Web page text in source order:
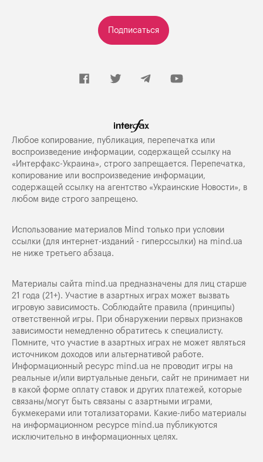
Подписаться
Любое копирование, публикация, перепечатка или
воспроизведение информации, содержащей ссылку на
«Интерфакс-Украина», строго запрещается. Перепечатка,
копирование или воспроизведение информации,
содержащей ссылку на агентство «Украинские Новости», в
любом виде строго запрещено.
Использование материалов Mind только при условии
ссылки (для интернет-изданий - гиперссылки) на mind.ua
не ниже третьего абзаца.
Материалы сайта mind.ua предназначены для лиц старше
21 года (21+). Участие в азартных играх может вызвать
игровую зависимость. Соблюдайте правила (принципы)
ответственной игры. При обнаружении первых признаков
зависимости немедленно обратитесь к специалисту.
Помните, что участие в азартных играх не может являться
источником доходов или альтернативой работе.
Информационный ресурс mind.ua не проводит игры на
реальные и/или виртуальные деньги, сайт не принимает ни
в какой форме оплату ставок и других платежей, которые
связаны/могут быть связаны с азартными играми,
букмекерами или тотализаторами. Какие-либо материалы
на информационном ресурсе mind.ua публикуются
исключительно в информационных целях.